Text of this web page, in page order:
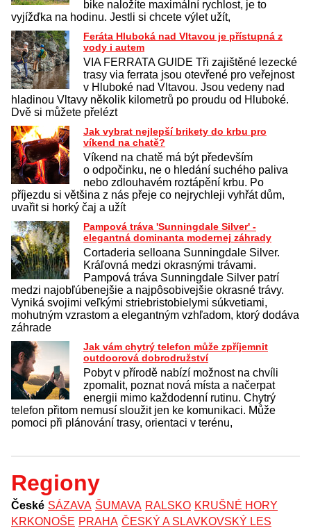
bike naložíte maximální rychlost, je to
vyjížďka na hodinu. Jestli si chcete výlet užít,
Feráta Hluboká nad Vltavou je přístupná z
vody i autem
VIA FERRATA GUIDE Tři zajištěné lezecké
trasy via ferrata jsou otevřené pro veřejnost
v Hluboké nad Vltavou. Jsou vedeny nad
hladinou Vltavy několik kilometrů po proudu od Hluboké.
Dvě si můžete přelézt
Jak vybrat nejlepší brikety do krbu pro
víkend na chatě?
Víkend na chatě má být především
o odpočinku, ne o hledání suchého paliva
nebo zdlouhavém roztápění krbu. Po
příjezdu si většina z nás přeje co nejrychleji vyhřát dům,
uvařit si horký čaj a užít
Pampová tráva 'Sunningdale Silver' -
elegantná dominanta modernej záhrady
Cortaderia selloana Sunningdale Silver.
Kráľovná medzi okrasnými trávami.
Pampová tráva Sunningdale Silver patrí
medzi najobľúbenejšie a najpôsobivejšie okrasné trávy.
Vyniká svojimi veľkými striebristobielymi súkvetiami,
mohutným vzrastom a elegantným vzhľadom, ktorý dodáva
záhrade
Jak vám chytrý telefon může zpříjemnit
outdoorová dobrodružství
Pobyt v přírodě nabízí možnost na chvíli
zpomalit, poznat nová místa a načerpat
energii mimo každodenní rutinu. Chytrý
telefon přitom nemusí sloužit jen ke komunikaci. Může
pomoci při plánování trasy, orientaci v terénu,
Regiony
České SÁZAVA ŠUMAVA RALSKO KRUŠNÉ HORY
KRKONOŠE PRAHA ČESKÝ A SLAVKOVSKÝ LES